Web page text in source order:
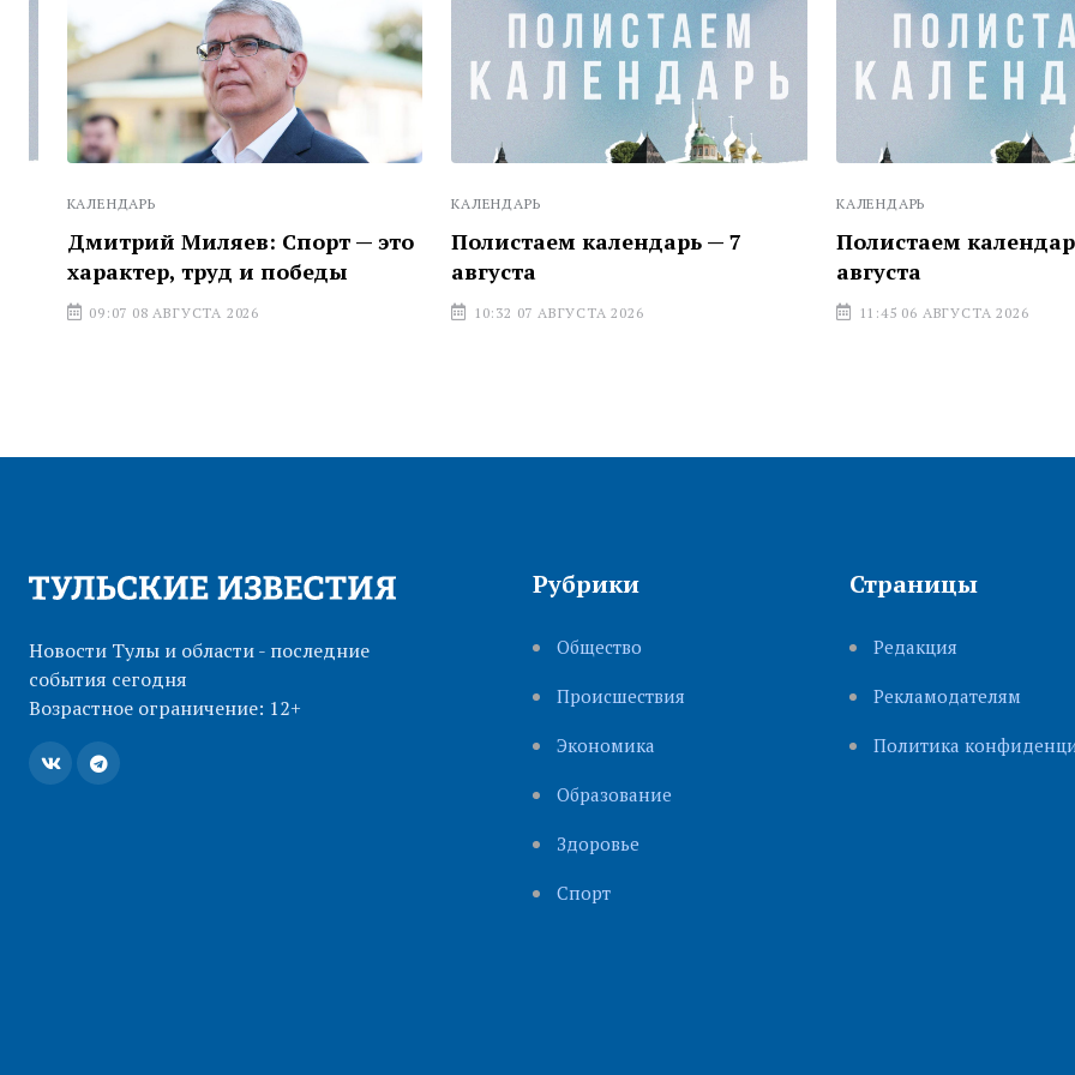
КАЛЕНДАРЬ
Дмитрий Миляев: Спорт — это
характер, труд и победы
09:07 08 АВГУСТА 2026
КАЛЕНДАРЬ
Полистаем календарь — 7
августа
10:32 07 АВГУСТА 2026
КАЛЕНДАРЬ
Полистаем календарь —
августа
11:45 06 АВГУСТА 2026
Новости Тулы и области - последние
события сегодня
Возрастное ограничение: 12+
Рубрики
Общество
Происшествия
Экономика
Образование
Здоровье
Cпорт
Страницы
Редакция
Рекламодателям
Политика